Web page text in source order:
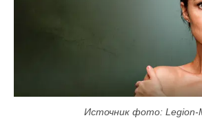
Источник фото: Legion-